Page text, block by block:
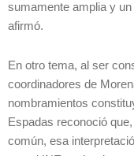
sumamente amplia y
afirmó.
En otro tema, al ser
coordinadores de
nombramientos
Espadas reconoció
común, esa